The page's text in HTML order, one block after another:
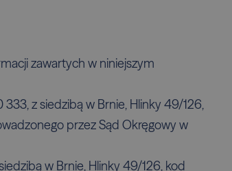
zawartych w niniejszym
z siedzibą w Brnie, Hlinky 49/126,
przez Sąd Okręgowy w
w Brnie, Hlinky 49/126, kod